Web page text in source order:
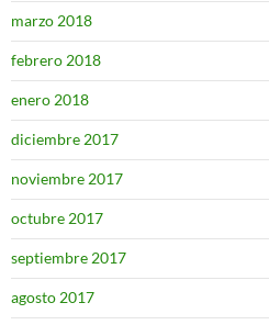
marzo 2018
febrero 2018
enero 2018
diciembre 2017
noviembre 2017
octubre 2017
septiembre 2017
agosto 2017